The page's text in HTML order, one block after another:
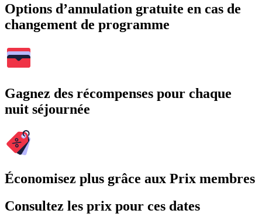
Options d’annulation gratuite en cas de
changement de programme
Gagnez des récompenses pour chaque
nuit séjournée
Économisez plus grâce aux Prix membres
Consultez les prix pour ces dates